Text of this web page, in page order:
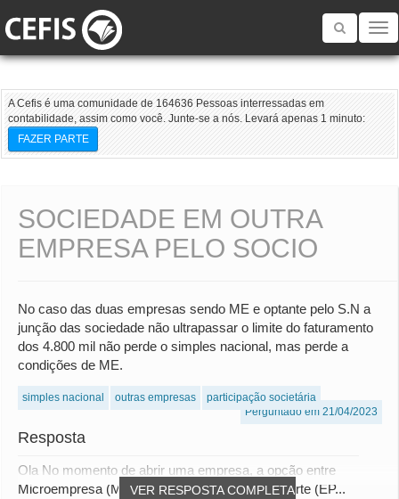
Toggle
A Cefis é uma comunidade de 164636 Pessoas interressadas em
contabilidade, assim como você. Junte-se a nós. Levará apenas 1 minuto:
FAZER PARTE
SOCIEDADE EM OUTRA
EMPRESA PELO SOCIO
No caso das duas empresas sendo ME e optante pelo S.N a
junção das sociedade não ultrapassar o limite do faturamento
dos 4.800 mil não perde o simples nacional, mas perde a
condições de ME.
simples nacional outras empresas
participação societária
Perguntado em 21/04/2023
Resposta
VER RESPOSTA COMPLETA
Ola No momento de abrir uma empresa, a opção entre
Microempresa (ME) e Empresa de Pequeno Porte (EP...